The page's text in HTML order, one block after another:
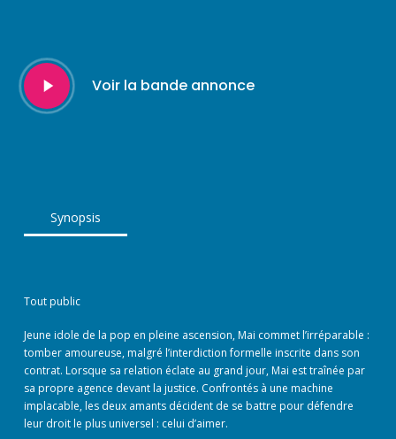
Play
Video
Voir la bande annonce
Synopsis
Tout public
Jeune idole de la pop en pleine ascension, Mai commet l’irréparable :
tomber amoureuse, malgré l’interdiction formelle inscrite dans son
contrat. Lorsque sa relation éclate au grand jour, Mai est traînée par
sa propre agence devant la justice. Confrontés à une machine
implacable, les deux amants décident de se battre pour défendre
leur droit le plus universel : celui d’aimer.